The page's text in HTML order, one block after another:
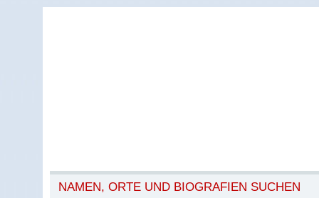
NAMEN, ORTE UND BIOGRAFIEN SUCHEN